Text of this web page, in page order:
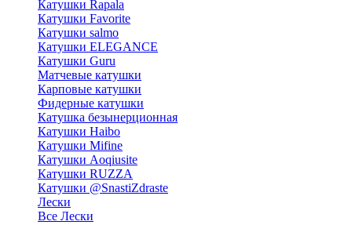
Катушки Rapala
Катушки Favorite
Катушки salmo
Катушки ELEGANCE
Катушки Guru
Матчевые катушки
Карповые катушки
Фидерные катушки
Катушка безынерционная
Катушки Haibo
Катушки Mifine
Катушки Aoqiusite
Катушки RUZZA
Катушки @SnastiZdraste
Лески
Все Лески